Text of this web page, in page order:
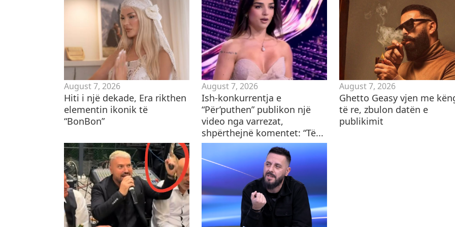
August 7, 2026
Hiti i një dekade, Era rikthen
elementin ikonik të
“BonBon”
August 7, 2026
Ish-konkurrentja e
“Për’puthen” publikon një
video nga varrezat,
shpërthejnë komentet: “Të...
August 7, 2026
Ghetto Geasy vjen me
të re, zbulon datën e
publikimit